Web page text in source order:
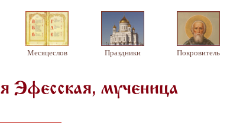
Месяцеслов Праздники Покровитель
Эфесская, мученица